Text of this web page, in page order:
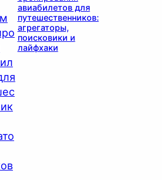
авиабилетов для
путешественников:
агрегаторы,
поисковики и
лайфхаки